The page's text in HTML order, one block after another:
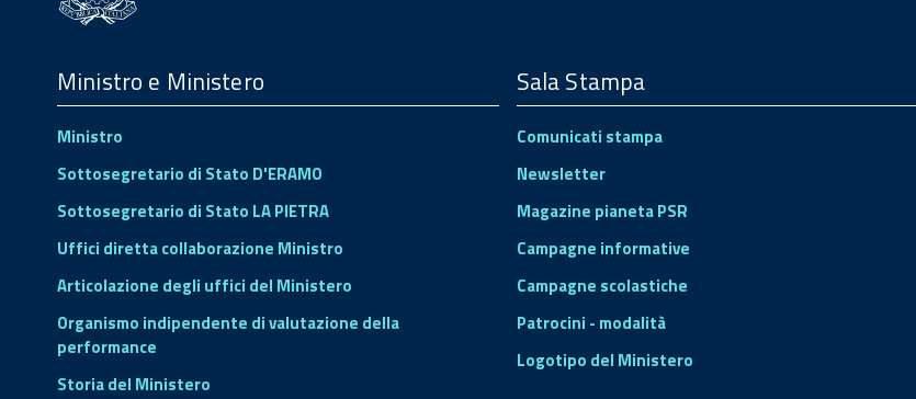
Menu
Footer
Ministro e Ministero
Ministro
Sottosegretario di Stato D'ERAMO
Sottosegretario di Stato LA PIETRA
Uffici diretta collaborazione Ministro
Articolazione degli uffici del Ministero
Organismo indipendente di valutazione della
performance
Storia del Ministero
Sala Stampa
Comunicati stampa
Newsletter
Magazine pianeta PSR
Campagne informative
Campagne scolastiche
Patrocini - modalità
Logotipo del Ministero